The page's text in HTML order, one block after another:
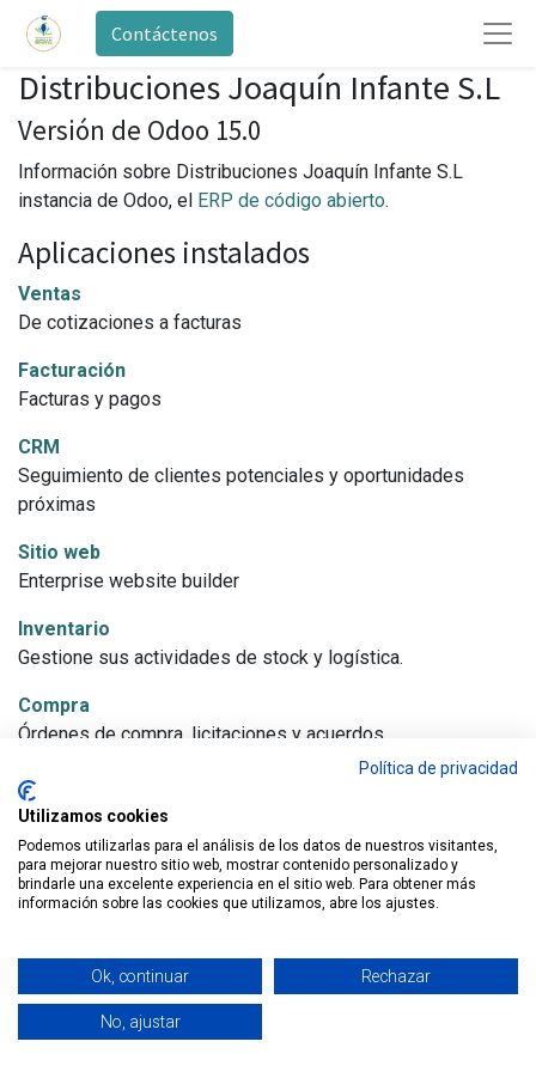
Contáctenos
Distribuciones Joaquín Infante S.L
Versión de Odoo 15.0
Información sobre Distribuciones Joaquín Infante S.L
instancia de Odoo, el ERP de código abierto.
Aplicaciones instalados
Ventas
De cotizaciones a facturas
Facturación
Facturas y pagos
CRM
Seguimiento de clientes potenciales y oportunidades
próximas
Sitio web
Enterprise website builder
Inventario
Gestione sus actividades de stock y logística.
Compra
Órdenes de compra, licitaciones y acuerdos.
Comercio electrónico
Venda sus productos online
Marketing por email
Diseñar, enviar y gestionar correos electrónicos
Enviar, validar y refacturar los gastos de los empleados.
Empleados
Centralice la información de los empleados
Política de privacidad
Utilizamos cookies
Podemos utilizarlas para el análisis de los datos de nuestros visitantes,
para mejorar nuestro sitio web, mostrar contenido personalizado y
brindarle una excelente experiencia en el sitio web. Para obtener más
información sobre las cookies que utilizamos, abre los ajustes.
Ok, continuar Rechazar
No, ajustar